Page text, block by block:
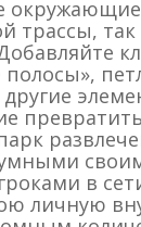
трассы, так
в
личную